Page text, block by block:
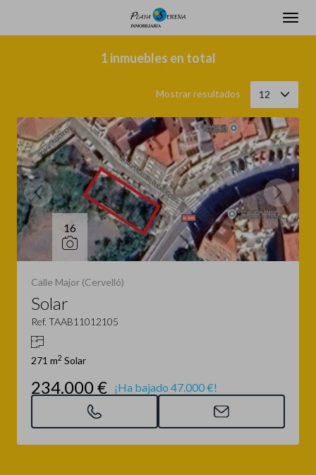
1 inmuebles en total
Mostrar resultados 12
16
Calle Major (Cervelló)
Solar
Ref. TAAB11012105
271 m2 Solar
234.000 € ¡Ha bajado 47.000 €!